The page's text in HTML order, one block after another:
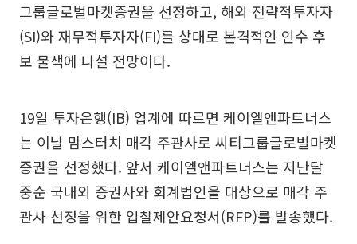
그룹글로벌마켓증권을 선정하고, 해외 전략적투자자
(SI)와 재무적투자자(FI)를 상대로 본격적인 인수 후
보 물색에 나설 전망이다.
19일 투자은행(IB) 업계에 따르면 케이엘앤파트너스
는 이날 맘스터치 매각 주관사로 씨티그룹글로벌마켓
증권을 선정했다. 앞서 케이엘앤파트너스는 지난달
중순 국내외 증권사와 회계법인을 대상으로 매각 주
관사 선정을 위한 입찰제안요청서(RFP)를 발송했다.